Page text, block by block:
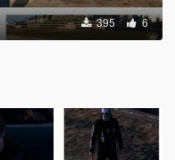
395 6